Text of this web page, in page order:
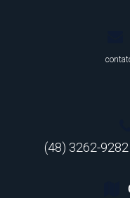
(48) 3262-9282